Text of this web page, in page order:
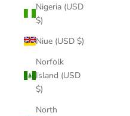
Nigeria (USD
$)
Niue (USD $)
Norfolk
Island (USD
$)
North